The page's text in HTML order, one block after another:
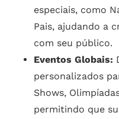
especiais, como
Pais, ajudando a
com seu público.
Eventos Globais:
personalizados
Shows,
permitindo que